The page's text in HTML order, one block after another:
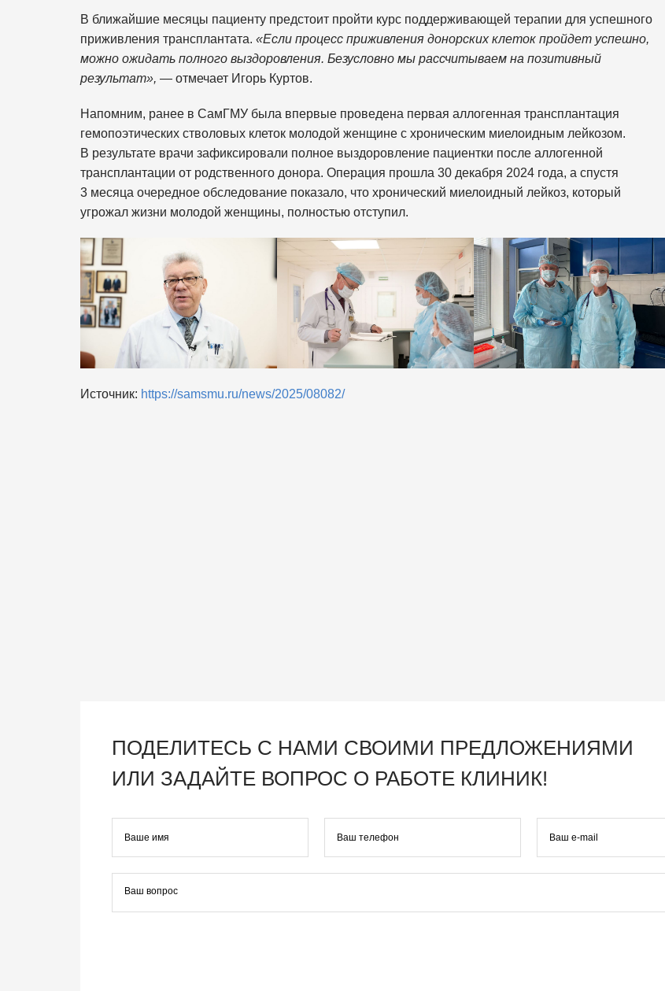
В ближайшие месяцы пациенту предстоит пройти курс поддерживающей терапии для успешного
приживления трансплантата. «Если процесс приживления донорских клеток пройдет успешно,
можно ожидать полного выздоровления. Безусловно мы рассчитываем на позитивный
результат», — отмечает Игорь Куртов.
Напомним, ранее в СамГМУ была впервые проведена первая аллогенная трансплантация
гемопоэтических стволовых клеток молодой женщине с хроническим миелоидным лейкозом.
В результате врачи зафиксировали полное выздоровление пациентки после аллогенной
трансплантации от родственного донора. Операция прошла 30 декабря 2024 года, а спустя
3 месяца очередное обследование показало, что хронический миелоидный лейкоз, который
угрожал жизни молодой женщины, полностью отступил.
Источник: https://samsmu.ru/news/2025/08082/
ПОДЕЛИТЕСЬ С НАМИ СВОИМИ ПРЕДЛОЖЕНИЯМИ
ИЛИ ЗАДАЙТЕ ВОПРОС О РАБОТЕ КЛИНИК!